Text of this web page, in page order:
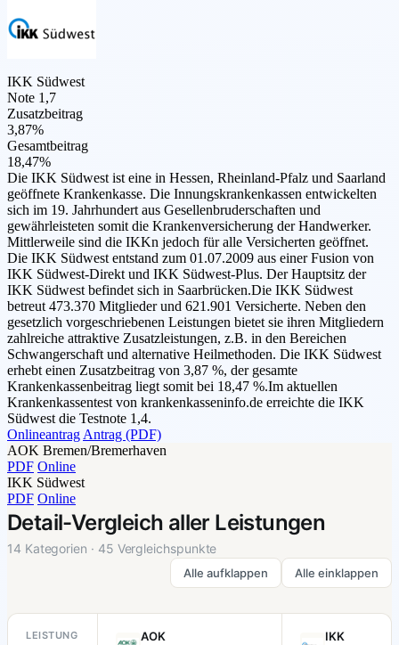
IKK Südwest
Note 1,7
Zusatzbeitrag
3,87%
Gesamtbeitrag
18,47%
Die IKK Südwest ist eine in Hessen, Rheinland-Pfalz und Saarland
geöffnete Krankenkasse. Die Innungskrankenkassen entwickelten
sich im 19. Jahrhundert aus Gesellenbruderschaften und
gewährleisteten somit die Krankenversicherung der Handwerker.
Mittlerweile sind die IKKn jedoch für alle Versicherten geöffnet.
Die IKK Südwest entstand zum 01.07.2009 aus einer Fusion von
IKK Südwest-Direkt und IKK Südwest-Plus. Der Hauptsitz der
IKK Südwest befindet sich in Saarbrücken.Die IKK Südwest
betreut 473.370 Mitglieder und 621.901 Versicherte. Neben den
gesetzlich vorgeschriebenen Leistungen bietet sie ihren Mitgliedern
zahlreiche attraktive Zusatzleistungen, z.B. in den Bereichen
Schwangerschaft und alternative Heilmethoden. Die IKK Südwest
erhebt einen Zusatzbeitrag von 3,87 %, der gesamte
Krankenkassenbeitrag liegt somit bei 18,47 %.Im aktuellen
Krankenkassentest von krankenkasseninfo.de erreichte die IKK
Südwest die Testnote 1,4.
Onlineantrag Antrag (PDF)
AOK Bremen/Bremerhaven
PDF Online
IKK Südwest
PDF Online
Detail-Vergleich aller Leistungen
14 Kategorien · 45 Vergleichspunkte
Alle aufklappen Alle einklappen
LEISTUNG
AOK
IKK